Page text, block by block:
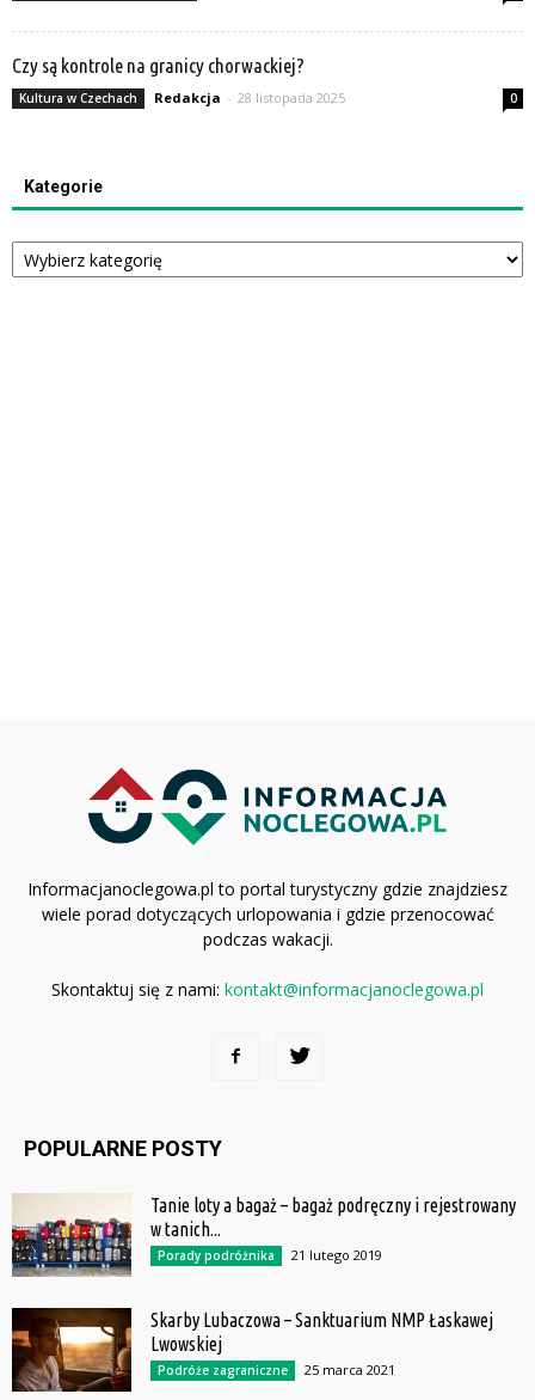
Czy są kontrole na granicy chorwackiej?
Kultura w Czechach Redakcja - 28 listopada 2025 0
Kategorie
Kategorie
Informacjanoclegowa.pl to portal turystyczny gdzie znajdziesz
wiele porad dotyczących urlopowania i gdzie przenocować
podczas wakacji.
Skontaktuj się z nami: kontakt@informacjanoclegowa.pl
POPULARNE POSTY
Tanie loty a bagaż – bagaż podręczny i rejestrowany
w tanich...
Porady podróżnika 21 lutego 2019
Skarby Lubaczowa – Sanktuarium NMP Łaskawej
Lwowskiej
Podróże zagraniczne 25 marca 2021